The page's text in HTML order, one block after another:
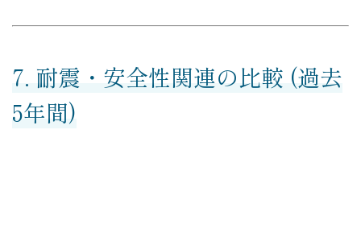
7. 耐震・安全性関連の比較 (過去
5年間)